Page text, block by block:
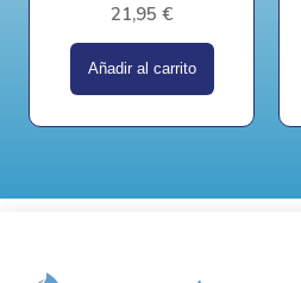
21,95 €
Añadir al carrito